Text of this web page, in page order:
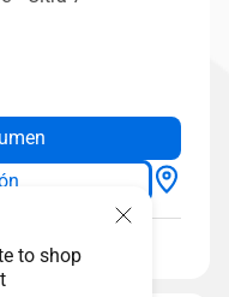
to shop
capacidad de
NIST SP